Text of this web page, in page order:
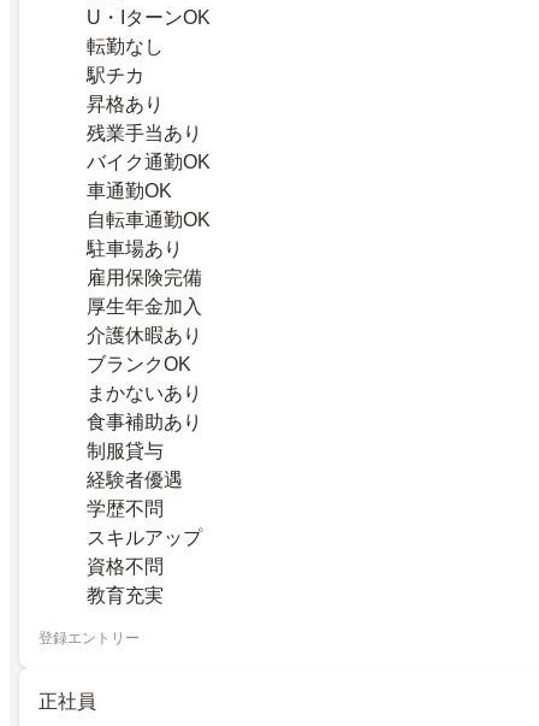
U・IターンOK
転勤なし
駅チカ
昇格あり
残業手当あり
バイク通勤OK
車通勤OK
自転車通勤OK
駐車場あり
雇用保険完備
厚生年金加入
介護休暇あり
ブランクOK
まかないあり
食事補助あり
制服貸与
経験者優遇
学歴不問
スキルアップ
資格不問
教育充実
登録エントリー
正社員